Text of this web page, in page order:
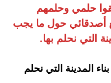
حلمي وحلمهم
أصدقائي حول ما يجب
التي نحلم بها.
المدينة التي نحلم